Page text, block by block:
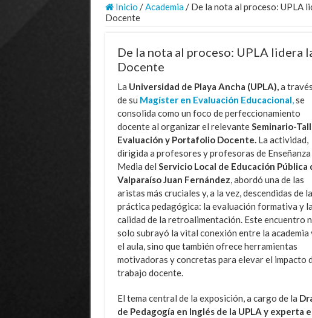
Inicio / Academia / De la nota al proceso: UPLA
Docente
De la nota al proceso: UPLA lidera
Docente
La Universidad de Playa Ancha (UPLA), a través
de su Magíster en Evaluación Educacional se
consolida como un foco de perfeccionamiento
docente al organizar el relevante Seminario-
Evaluación y Portafolio Docente. La actividad,
dirigida a profesores y profesoras de Enseñanza
Media del Servicio Local de Educación Pública
Valparaíso Juan Fernández , abordó una de las
aristas más cruciales y, a la vez, descendidas de la
práctica pedagógica: la evaluación formativa y la
calidad de la retroalimentación. Este encuentro
solo subrayó la vital conexión entre la academia
el aula, sino que también ofrece herramientas
motivadoras y concretas para elevar el impacto
trabajo docente.
El tema central de la exposición, a cargo de la
de Pedagogía en Inglés de la UPLA y experta